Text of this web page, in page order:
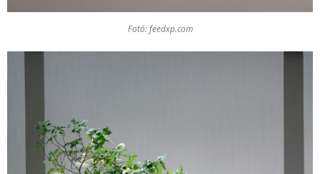
Fotó: feedxp.com